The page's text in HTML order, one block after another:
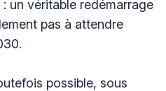
un véritable redémarrage
pas à attendre
possible, sous